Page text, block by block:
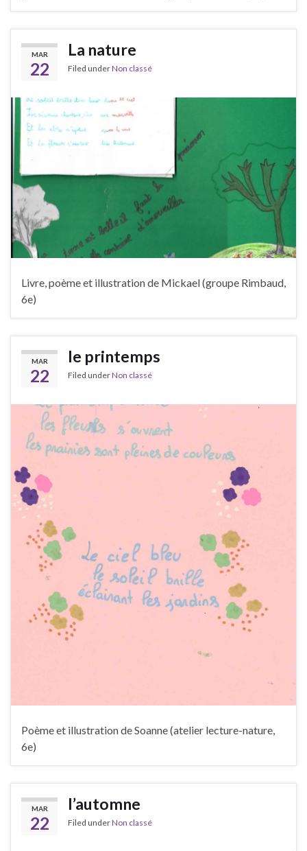
MAR
22
La nature
Filed underNon classé
Livre, poème et illustration de Mickael (groupe Rimbaud,
6e)
MAR
22
le printemps
Filed underNon classé
Poème et illustration de Soanne (atelier lecture-nature,
6e)
MAR
22
l’automne
Filed underNon classé